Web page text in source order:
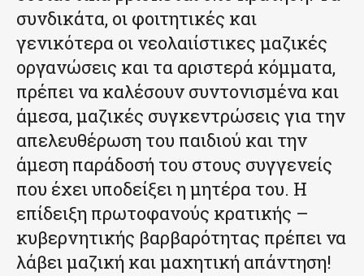
συνδικάτα, οι φοιτητικές και
γενικότερα οι νεολαιίστικες μαζικές
οργανώσεις και τα αριστερά κόμματα,
πρέπει να καλέσουν συντονισμένα και
άμεσα, μαζικές συγκεντρώσεις για την
απελευθέρωση του παιδιού και την
άμεση παράδοσή του στους συγγενείς
που έχει υποδείξει η μητέρα του. Η
επίδειξη πρωτοφανούς κρατικής –
κυβερνητικής βαρβαρότητας πρέπει να
λάβει μαζική και μαχητική απάντηση!